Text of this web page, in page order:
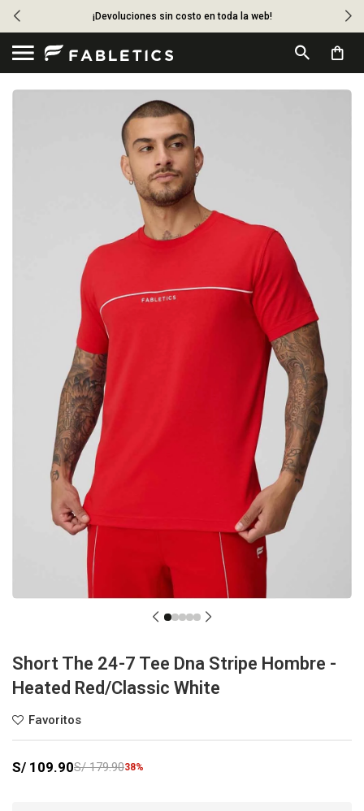
¡Devoluciones sin costo en toda la web!

Short The 24-7 Tee Dna Stripe Hombre -
Heated Red/Classic White
S/ 109.90S/ 179.9038